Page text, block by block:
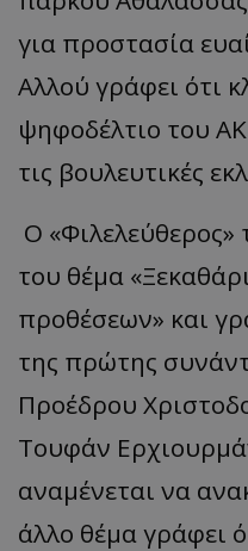
για προστασία
Αλλού γράφει ότι
ψηφοδέλτιο του
τις βουλευτικές
Ο «Φιλελεύθερος»
του θέμα
προθέσεων» και
της πρώτης
Προέδρου
Τουφάν
αναμένεται να
άλλο θέμα γράφει